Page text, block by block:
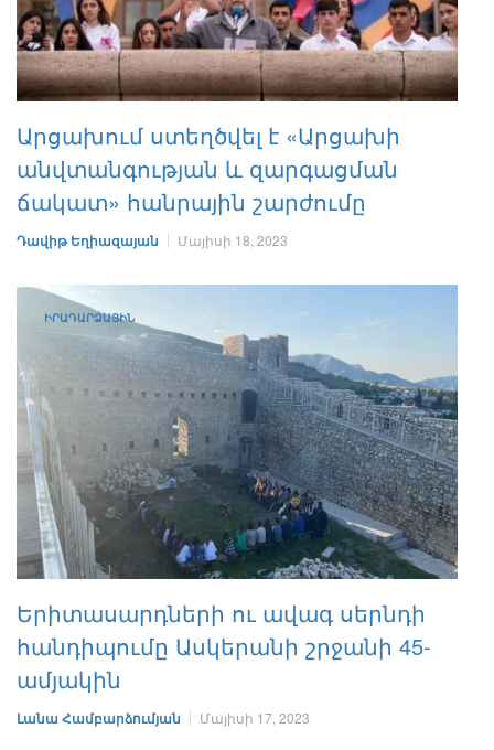
Արցախում ստեղծվել է «Արցախի
անվտանգության և զարգացման
ճակատ» հանրային շարժումը
Դավիթ Եղիազայան Մայիսի 18, 2023
ԻՐԱԴԱՐՁԱՅԻՆ
Երիտասարդների ու ավագ սերնդի
հանդիպումը Ասկերանի շրջանի 45-
ամյակին
Լանա Համբարձումյան Մայիսի 17, 2023